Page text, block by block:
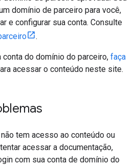
domínio de parceiro para você,
e configurar sua conta. Consulte
.
do domínio do parceiro, faça
acessar o conteúdo neste site.
tem acesso ao conteúdo ou
acessar a documentação,
com sua conta de domínio do